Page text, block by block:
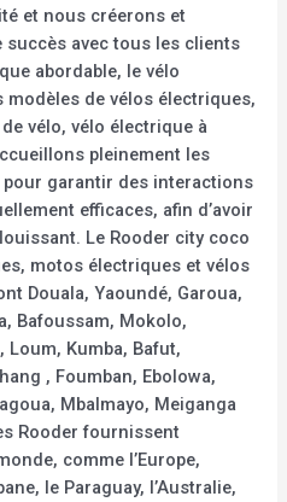
et nous créerons et
avec tous les clients
abordable, le vélo
de vélos électriques,
vélo, vélo électrique à
pleinement les
garantir des interactions
efficaces, afin d’avoir
Le Rooder city coco
motos électriques et vélos
Douala, Yaoundé, Garoua,
Bafoussam, Mokolo,
Loum, Kumba, Bafut,
, Foumban, Ebolowa,
Mbalmayo, Meiganga
Rooder fournissent
comme l’Europe,
le Paraguay, l’Australie,